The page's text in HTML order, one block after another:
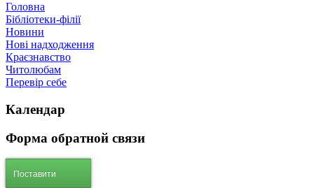
Головна
Бібліотеки-філії
Новини
Нові надходження
Краєзнавство
Читолюбам
Перевір себе
Календар
Форма обратной связи
Поставити